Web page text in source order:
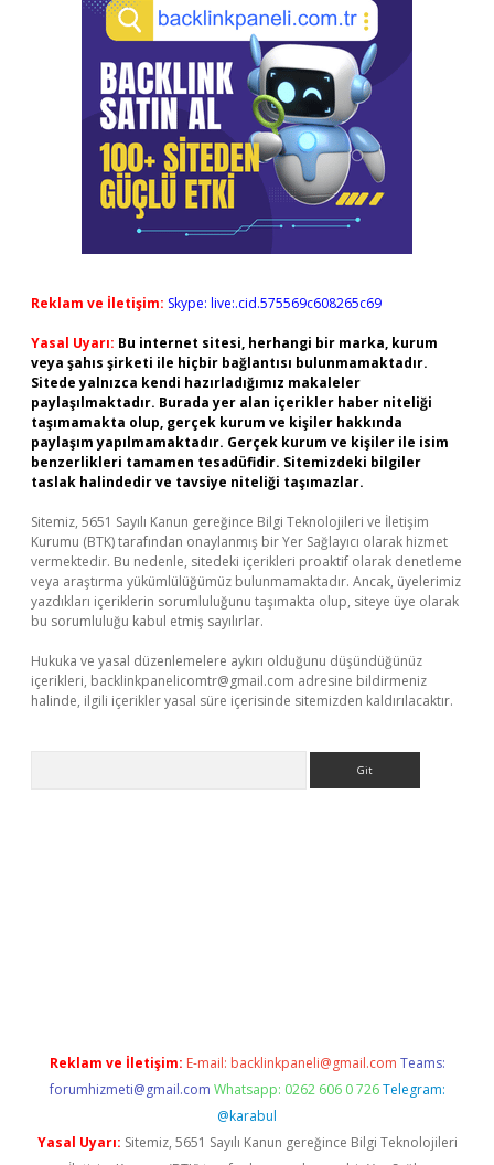
Reklam ve İletişim: Skype: live:.cid.575569c608265c69
Yasal Uyarı: Bu internet sitesi, herhangi bir marka, kurum
veya şahıs şirketi ile hiçbir bağlantısı bulunmamaktadır.
Sitede yalnızca kendi hazırladığımız makaleler
paylaşılmaktadır. Burada yer alan içerikler haber niteliği
taşımamakta olup, gerçek kurum ve kişiler hakkında
paylaşım yapılmamaktadır. Gerçek kurum ve kişiler ile isim
benzerlikleri tamamen tesadüfidir. Sitemizdeki bilgiler
taslak halindedir ve tavsiye niteliği taşımazlar.
Sitemiz, 5651 Sayılı Kanun gereğince Bilgi Teknolojileri ve İletişim
Kurumu (BTK) tarafından onaylanmış bir Yer Sağlayıcı olarak hizmet
vermektedir. Bu nedenle, sitedeki içerikleri proaktif olarak denetleme
veya araştırma yükümlülüğümüz bulunmamaktadır. Ancak, üyelerimiz
yazdıkları içeriklerin sorumluluğunu taşımakta olup, siteye üye olarak
bu sorumluluğu kabul etmiş sayılırlar.
Hukuka ve yasal düzenlemelere aykırı olduğunu düşündüğünüz
içerikleri, backlinkpanelicomtr@gmail.com adresine bildirmeniz
halinde, ilgili içerikler yasal süre içerisinde sitemizden kaldırılacaktır.
Reklam ve İletişim: E-mail: backlinkpaneli@gmail.com Teams:
forumhizmeti@gmail.com Whatsapp: 0262 606 0 726 Telegram:
@karabul
Yasal Uyarı: Sitemiz, 5651 Sayılı Kanun gereğince Bilgi Teknolojileri